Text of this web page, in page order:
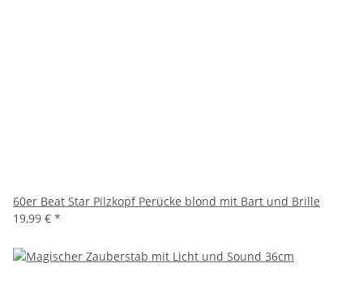
60er Beat Star Pilzkopf Perücke blond mit Bart und Brille
19,99 € *